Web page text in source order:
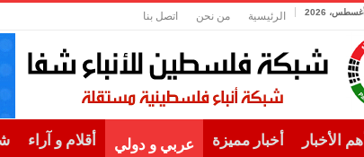
الرئيسية من نحن اتصل بنا
أهم الأخبار أخبار مميزة عربي و دولي أقلام و آراء